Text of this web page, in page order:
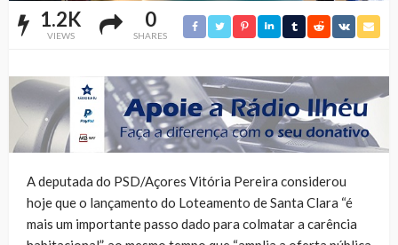
1.2K
VIEWS
0
SHARES
A deputada do PSD/Açores Vitória Pereira considerou
hoje que o lançamento do Loteamento de Santa Clara “é
mais um importante passo dado para colmatar a carência